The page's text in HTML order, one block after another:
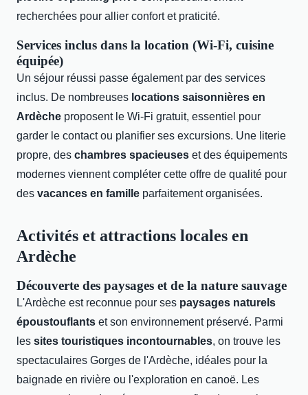
recherchées pour allier confort et praticité.
Services inclus dans la location (Wi-Fi, cuisine
équipée)
Un séjour réussi passe également par des services
inclus. De nombreuses locations saisonnières en
Ardèche proposent le Wi-Fi gratuit, essentiel pour
garder le contact ou planifier ses excursions. Une literie
propre, des chambres spacieuses et des équipements
modernes viennent compléter cette offre de qualité pour
des vacances en famille parfaitement organisées.
Activités et attractions locales en
Ardèche
Découverte des paysages et de la nature sauvage
L'Ardèche est reconnue pour ses paysages naturels
époustouflants et son environnement préservé. Parmi
les sites touristiques incontournables, on trouve les
spectaculaires Gorges de l'Ardèche, idéales pour la
baignade en rivière ou l'exploration en canoë. Les